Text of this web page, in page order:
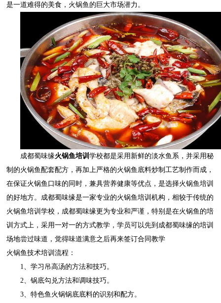
是一道难得的美食，火锅鱼的巨大市场潜力。
成都蜀味缘火锅鱼培训学校都是采用新鲜的淡水鱼系，并采用秘
制的火锅鱼配套配方，再加上严格的火锅鱼底料炒制工艺制作而成，
在保证火锅鱼口味的同时，兼具营养健康等优点，是选择火锅鱼培训
的好地方。 成都蜀味缘是一家专业的火锅鱼培训机构，相较于传统的
火锅鱼培训学校， 成都蜀味缘更为专业和严谨，特别是在火锅鱼的培
训方式上，采用一对一的方式教学，学员可以先到 成都蜀味缘的培训
场地尝过味道，觉得味道满意之后再来签订合同教学
火锅鱼技术培训流程：
1、学习吊高汤的方法和技巧。
2、锅底勾兑方法和调味技巧。
3、特色鱼火锅锅底底料的识别和配方。